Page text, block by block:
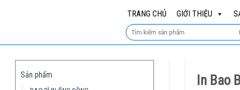
TRANG CHỦ GIỚI THIỆU
Sản phẩm In Bao